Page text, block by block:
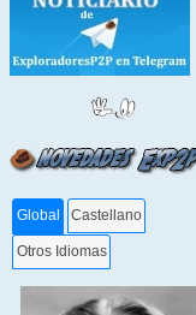
Global Castellano
Otros Idiomas